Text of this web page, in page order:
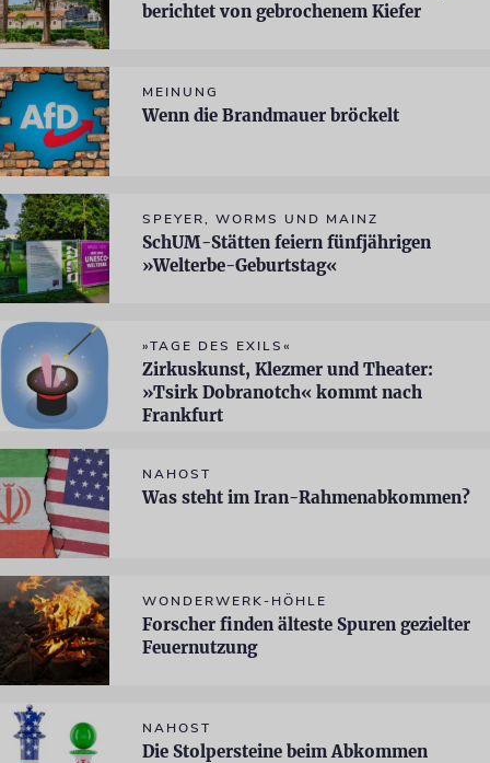
berichtet von gebrochenem Kiefer
MEINUNG
Wenn die Brandmauer bröckelt
SPEYER, WORMS UND MAINZ
SchUM-Stätten feiern fünfjährigen
»Welterbe-Geburtstag«
»TAGE DES EXILS«
Zirkuskunst, Klezmer und Theater:
»Tsirk Dobranotch« kommt nach
Frankfurt
NAHOST
Was steht im Iran-Rahmenabkommen?
WONDERWERK-HÖHLE
Forscher finden älteste Spuren gezielter
Feuernutzung
NAHOST
Die Stolpersteine beim Abkommen